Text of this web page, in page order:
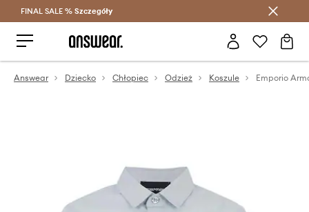
Oszczędzaj z Answear Club >
FINAL SALE % Szczegóły
Answear Dziecko Chłopiec Odzież Koszule